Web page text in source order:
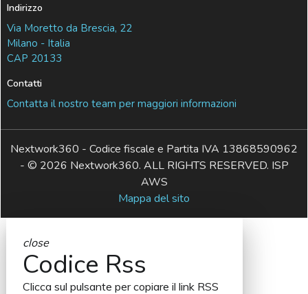
Indirizzo
Via Moretto da Brescia, 22
Milano - Italia
CAP 20133
Contatti
Contatta il nostro team per maggiori informazioni
Nextwork360 - Codice fiscale e Partita IVA 13868590962
- © 2026 Nextwork360. ALL RIGHTS RESERVED. ISP
AWS
Mappa del sito
close
Codice Rss
Clicca sul pulsante per copiare il link RSS